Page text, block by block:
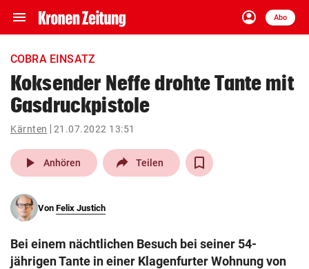
menu Navigation
ein-/ausklappen
account_circle
Anmelden
Abo
close Schließen
account_circle Anmelden
pin_drop
Wien arrow_right
search
eingeben
COBRA EINSATZ
Koksender Neffe drohte Tante mit
Gasdruckpistole
Kärnten 21.07.2022 13:51
play_arrow Anhören Teilen
Von Felix Justich
Bei einem nächtlichen Besuch bei seiner 54-
jährigen Tante in einer Klagenfurter Wohnung von